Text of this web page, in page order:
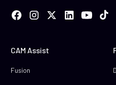
CAM Assist
Fusion